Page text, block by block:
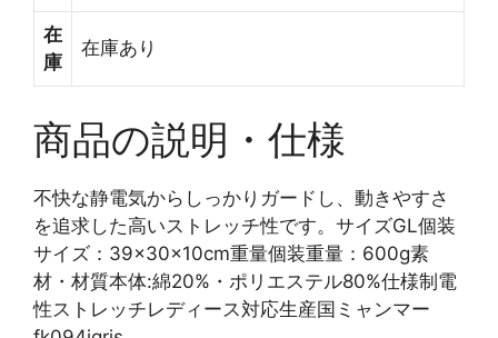
在
庫
在庫あり
商品の説明・仕様
不快な静電気からしっかりガードし、動きやすさ
を追求した高いストレッチ性です。サイズGL個装
サイズ：39×30×10cm重量個装重量：600g素
材・材質本体:綿20%・ポリエステル80%仕様制電
性ストレッチレディース対応生産国ミャンマー